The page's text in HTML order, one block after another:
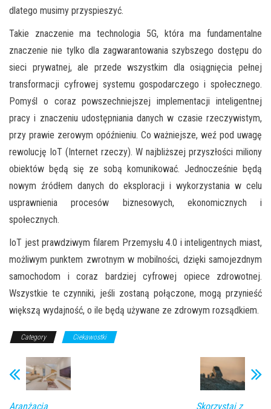
dlatego musimy przyspieszyć.
Takie znaczenie ma technologia 5G, która ma fundamentalne
znaczenie nie tylko dla zagwarantowania szybszego dostępu do
sieci prywatnej, ale przede wszystkim dla osiągnięcia pełnej
transformacji cyfrowej systemu gospodarczego i społecznego.
Pomyśl o coraz powszechniejszej implementacji inteligentnej
pracy i znaczeniu udostępniania danych w czasie rzeczywistym,
przy prawie zerowym opóźnieniu. Co ważniejsze, weź pod uwagę
rewolucję IoT (Internet rzeczy). W najbliższej przyszłości miliony
obiektów będą się ze sobą komunikować. Jednocześnie będą
nowym źródłem danych do eksploracji i wykorzystania w celu
usprawnienia procesów biznesowych, ekonomicznych i
społecznych.
IoT jest prawdziwym filarem Przemysłu 4.0 i inteligentnych miast,
możliwym punktem zwrotnym w mobilności, dzięki samojezdnym
samochodom i coraz bardziej cyfrowej opiece zdrowotnej.
Wszystkie te czynniki, jeśli zostaną połączone, mogą przynieść
większą wydajność, o ile będą używane ze zdrowym rozsądkiem.
Category Ciekawostki
Aranżacja Skorzystaj z